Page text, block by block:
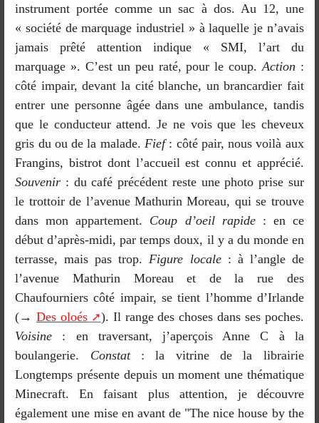
instrument portée comme un sac à dos. Au 12, une
« société de marquage industriel » à laquelle je n’avais
jamais prêté attention indique « SMI, l’art du
marquage ». C’est un peu raté, pour le coup. Action :
côté impair, devant la cité blanche, un brancardier fait
entrer une personne âgée dans une ambulance, tandis
que le conducteur attend. Je ne vois que les cheveux
gris du ou de la malade. Fief: côté pair, nous voilà aux
Frangins, bistrot dont l’accueil est connu et apprécié.
Souvenir : du café précédent reste une photo prise sur
le trottoir de l’avenue Mathurin Moreau, qui se trouve
dans mon appartement. Coup d’oeil rapide: en ce
début d’après-midi, par temps doux, il y a du monde en
terrasse, mais pas trop. Figure locale: à l’angle de
l’avenue Mathurin Moreau et de la rue des
Chaufourniers côté impair, se tient l’homme d’Irlande
(→Des oloés
). Il range des choses dans ses poches.
Voisine : en traversant, j’aperçois Anne C à la
boulangerie. Constat: la vitrine de la librairie
Longtemps présente depuis un moment une thématique
Minecraft. En faisant plus attention, je découvre
également une mise en avant de "The nice house by the